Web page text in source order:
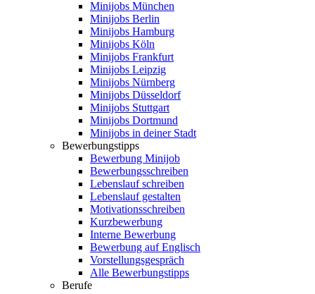
Minijobs München
Minijobs Berlin
Minijobs Hamburg
Minijobs Köln
Minijobs Frankfurt
Minijobs Leipzig
Minijobs Nürnberg
Minijobs Düsseldorf
Minijobs Stuttgart
Minijobs Dortmund
Minijobs in deiner Stadt
Bewerbungstipps
Bewerbung Minijob
Bewerbungsschreiben
Lebenslauf schreiben
Lebenslauf gestalten
Motivationsschreiben
Kurzbewerbung
Interne Bewerbung
Bewerbung auf Englisch
Vorstellungsgespräch
Alle Bewerbungstipps
Berufe